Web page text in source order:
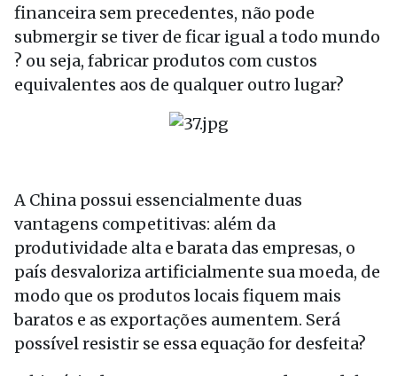
financeira sem precedentes, não pode
submergir se tiver de ficar igual a todo mundo
? ou seja, fabricar produtos com custos
equivalentes aos de qualquer outro lugar?
A China possui essencialmente duas
vantagens competitivas: além da
produtividade alta e barata das empresas, o
país desvaloriza artificialmente sua moeda, de
modo que os produtos locais fiquem mais
baratos e as exportações aumentem. Será
possível resistir se essa equação for desfeita?